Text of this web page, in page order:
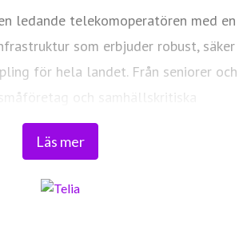
Läs mer
ledande telekomoperatören med en
som erbjuder robust, säker
för hela landet. Från seniorer och
och samhällskritiska
möjliggör digitaliseringens kraft i
del av Sveriges totalförsvar. Med
mobilnät i världsklass skapar vi en